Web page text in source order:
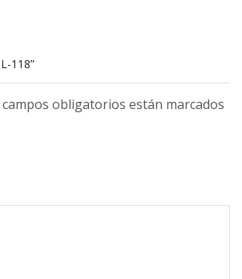
118”
obligatorios están marcados